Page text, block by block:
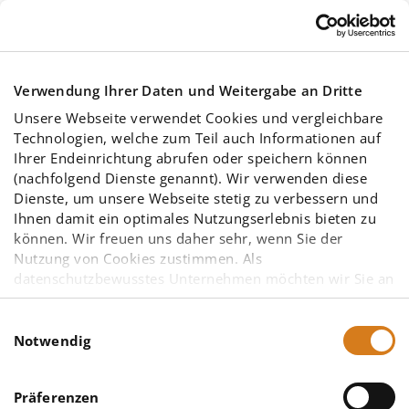
Verwendung Ihrer Daten und Weitergabe an Dritte
Unsere Webseite verwendet Cookies und vergleichbare
Technologien, welche zum Teil auch Informationen auf
Ihrer Endeinrichtung abrufen oder speichern können
(nachfolgend Dienste genannt). Wir verwenden diese
Dienste, um unsere Webseite stetig zu verbessern und
Ihnen damit ein optimales Nutzungserlebnis bieten zu
können. Wir freuen uns daher sehr, wenn Sie der
Nutzung von Cookies zustimmen. Als
datenschutzbewusstes Unternehmen möchten wir Sie an
dieser Stelle bereits darauf hinweisen, dass
Diensteanbieter – insbesondere solche mit Sitz in den
anderer gesetzlicher Grundlagen nicht vorrangig dem
europäischen Datenschutzrecht unterliegen. Eine
Notwendig
Präferenzen
IngSoft InterWatt
Online-
Grundschulung